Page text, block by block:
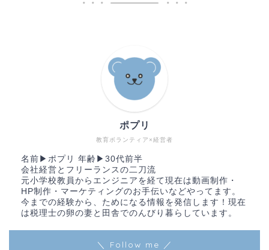
教育ボランティア×経営者
ポプリ
名前▶︎ポプリ 年齢▶︎30代前半
会社経営とフリーランスの二刀流
元小学校教員からエンジニアを経て現在は動画制作・
HP制作・マーケティングのお手伝いなどやってます。
今までの経験から、ためになる情報を発信します！現在
は税理士の卵の妻と田舎でのんびり暮らしています。
＼ Follow me ／